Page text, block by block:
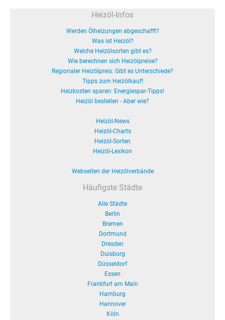
Heizöl-Infos
Werden Ölheizungen abgeschafft?
Was ist Heizöl?
Welche Heizölsorten gibt es?
Wie berechnen sich Heizölpreise?
Regionaler Heizölpreis: Gibt es Unterschiede?
Tipps zum Heizölkauf!
Heizkosten sparen: Energiespar-Tipps!
Heizöl bestellen - Aber wie?
Heizöl-News
Heizöl-Charts
Heizöl-Sorten
Heizöl-Lexikon
Webseiten der Heizölverbände
Häufigste Städte
Alle Städte
Berlin
Bremen
Dortmund
Dresden
Duisburg
Düsseldorf
Essen
Frankfurt am Main
Hamburg
Hannover
Köln